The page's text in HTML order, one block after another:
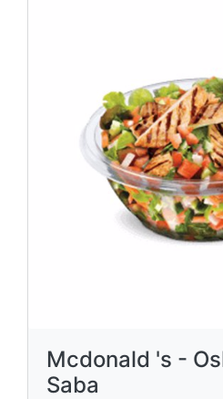
Mcdonald 's -
Saba